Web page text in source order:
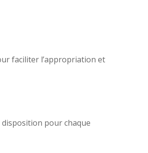
faciliter l’appropriation et
pour chaque